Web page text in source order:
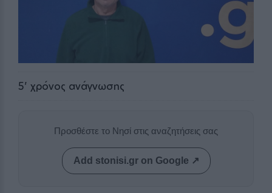
5' χρόνος ανάγνωσης
Προσθέστε το Νησί στις αναζητήσεις σας
Add stonisi.gr on Google ↗